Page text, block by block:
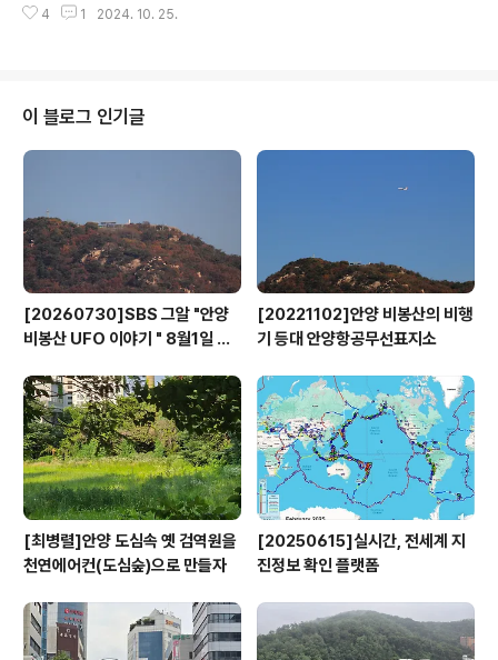
비그라운드아키텍츠의 감사한 제안으로 인덕원에 위치한
시민들을 위해 공장이 있던 곳(1만 6008㎡)를 기증한 날
삼덕제지 공장 부지는 이후 시민 휴식처이자 문화공간인
'삼덕공원'으로 탈바꿈됐다. 시는 올해 기부의 날 행사에서
'기부! 나눌수록 기쁨, 더할수록 행복'을 슬로건 아래 기부
눔·봉사활동 ..
4 1 2024. 10. 25.
이 블로그 인기글
[20260730]SBS 그알 "안양
비봉산 UFO 이야기 " 8월1일 방
[20221102]안양 비봉산의 비행
기 등대 안양항공무선표지소
[최병렬]안양 도심속 옛 검역원을
천연에어컨(도심숲)으로 만들자
[20250615]실시간, 전세계 지
진정보 확인 플랫폼